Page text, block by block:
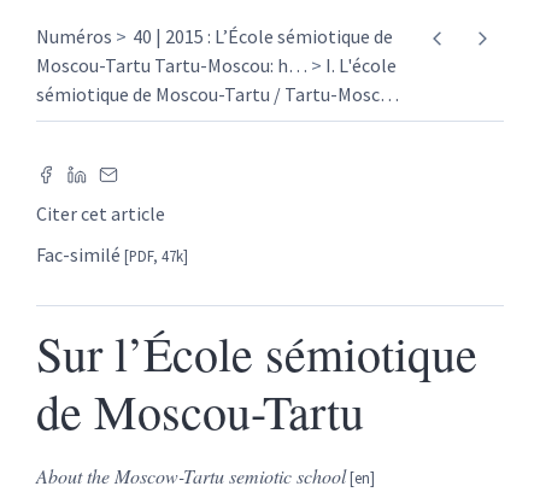
Numéros
40 | 2015 : L’École sémiotique de
Moscou-Tartu Tartu-Moscou: h…
I. L'école
sémiotique de Moscou-Tartu / Tartu-Mosc…
Citer cet article
Fac-similé [PDF, 47k]
Sur l’École sémiotique
de Moscou-Tartu
About the Moscow-Tartu semiotic school